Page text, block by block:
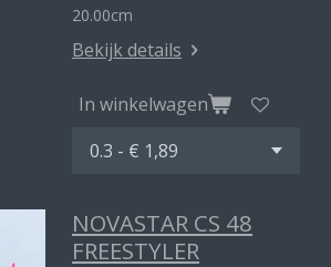
20.00cm
Bekijk details
In winkelwagen
NOVASTAR CS 48
FREESTYLER